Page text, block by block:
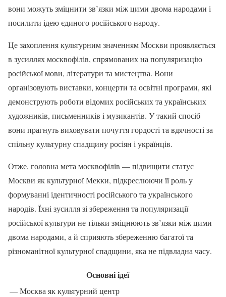
вони можуть зміцнити зв’язки між цими двома народами і
посилити ідею єдиного російського народу.
Це захоплення культурним значенням Москви проявляється
в зусиллях москвофілів, спрямованих на популяризацію
російської мови, літератури та мистецтва. Вони
організовують виставки, концерти та освітні програми, які
демонструють роботи відомих російських та українських
художників, письменників і музикантів. У такий спосіб
вони прагнуть виховувати почуття гордості та вдячності за
спільну культурну спадщину росіян і українців.
Отже, головна мета москвофілів — підвищити статус
Москви як культурної Мекки, підкреслюючи її роль у
формуванні ідентичності російського та українського
народів. Їхні зусилля зі збереження та популяризації
російської культури не тільки зміцнюють зв’язки між цими
двома народами, а й сприяють збереженню багатої та
різноманітної культурної спадщини, яка не підвладна часу.
Основні ідеї
— Москва як культурний центр